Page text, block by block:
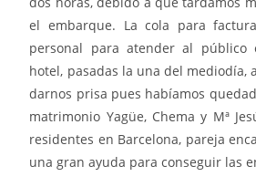
el embarque. La cola para
personal para atender al público
hotel, pasadas la una del mediodía,
darnos prisa pues habíamos
matrimonio Yagüe, Chema y Mª
residentes en Barcelona, pareja
una gran ayuda para conseguir las